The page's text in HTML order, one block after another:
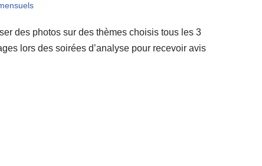
des photos sur des thèmes choisis tous les 3
lors des soirées d’analyse pour recevoir avis